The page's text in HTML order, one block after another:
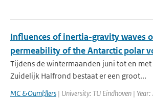
Influences of inertia-gravity waves
permeability of the Antarctic polar
Tijdens de wintermaanden juni tot en
Zuidelijk Halfrond bestaat er een groot...
MC &Ouml;llers | University: TU Eindhoven |